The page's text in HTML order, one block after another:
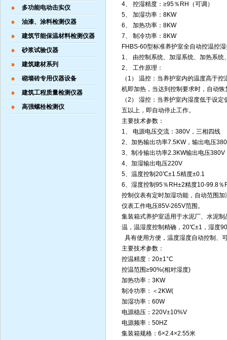
多功能电动击实仪
油漆、涂料检测仪器
建筑节能保温材料检测仪器
砂浆试验仪器
建筑建材系列
砌墙砖专用仪器设备
建筑工程质量检测仪器
高强螺栓检测仪
4、 控湿精度：≥95％RH（可调）
5、 加湿功率：8KW
6、 加热功率：8KW
7、 制冷功率：8KW
FHBS-60型标准养护室全自动控温控
1、 由控制系统、加湿系统、加热系
2、 工作原理：
（1） 温控：当养护室内的温度高于
机即加热，当达到控制要求时，自动
（2） 湿控：当养护室内湿度低于设
五以上，即自动停止工作。
主要技术参数：
1、 电源电压交流：380V，三相四线
2、加热输出功率7.5KW，输出电压
3、制冷输出功率2.3KW输出电压380V
4、加湿输出电压220V
5、温度控制20℃±1.5精度±0.1
6、湿度控制95％RH±2精度10-99.8％
控制仪表有定时加湿功能，自动范围
仪表工作电压85V-265V范围。
集装箱式养护室适用于水泥厂、水泥
温，温湿度控制精确，20℃±1，湿度
具有使用方便，温度湿度自动控制、
主要技术参数：
控温精度：20±1°C
控温范围≥90%(相对湿度)
加热功率：3KW
制冷功率：＜2KW(
加湿功率：60W
电源稳压：220V±10%V
电源频率：50HZ
集装箱规格：6×2.4×2.55米